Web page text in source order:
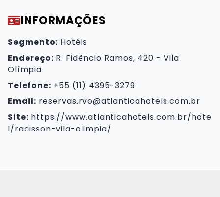
INFORMAÇÕES
Segmento: Hotéis
Endereço: R. Fidêncio Ramos, 420 - Vila
Olímpia
Telefone: +55 (11) 4395-3279
Email: reservas.rvo@atlanticahotels.com.br
Site: https://www.atlanticahotels.com.br/hote
l/radisson-vila-olimpia/